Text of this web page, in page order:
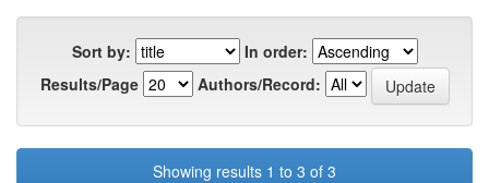
Sort by:
In order:
Results/Page
Authors/Record:
Showing results 1 to 3 of 3